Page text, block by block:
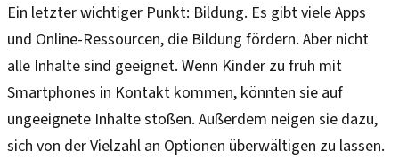
Ein letzter wichtiger Punkt: Bildung. Es gibt viele Apps
und Online-Ressourcen, die Bildung fördern. Aber nicht
alle Inhalte sind geeignet. Wenn Kinder zu früh mit
Smartphones in Kontakt kommen, könnten sie auf
ungeeignete Inhalte stoßen. Außerdem neigen sie dazu,
sich von der Vielzahl an Optionen überwältigen zu lassen.